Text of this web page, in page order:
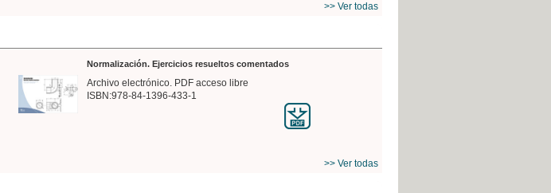
>> Ver todas
Normalización. Ejercicios resueltos comentados
Archivo electrónico. PDF acceso libre
ISBN:978-84-1396-433-1
>> Ver todas